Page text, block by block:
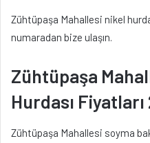
Zühtüpaşa Mahallesi nikel
numaradan bize ulaşın.
Zühtüpaşa
Hurdası Fiyatları
Zühtüpaşa Mahallesi soyma